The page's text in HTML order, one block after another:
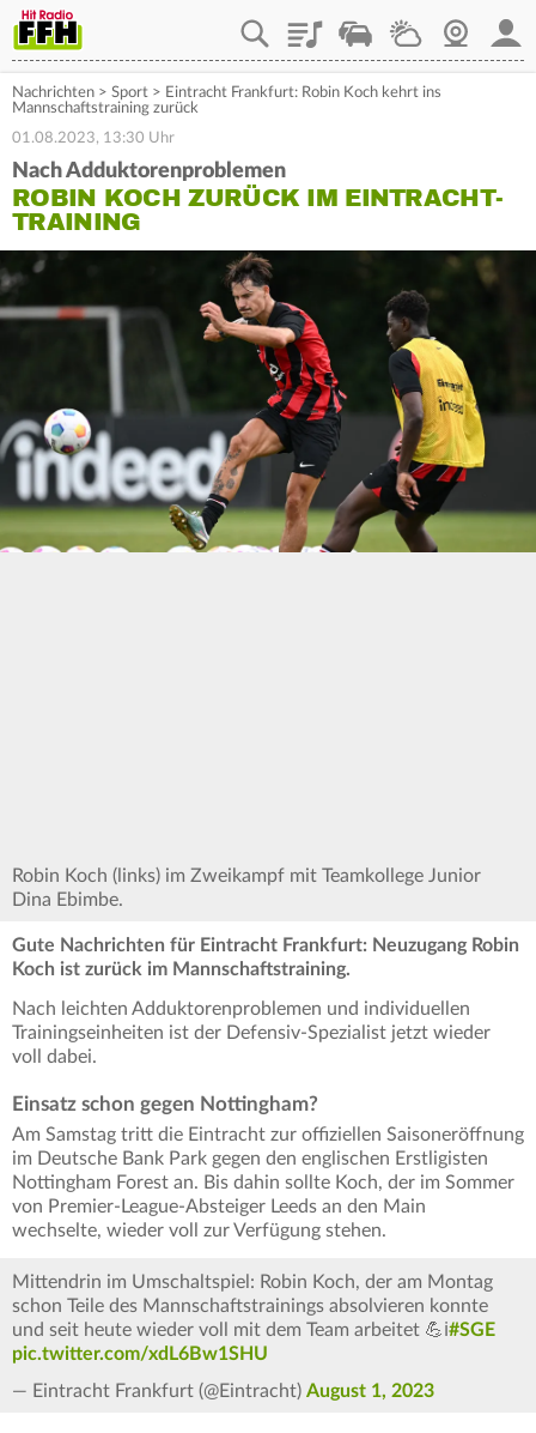
PlaylistStaupilotWetterWebcam
Nachrichten > Sport > Eintracht Frankfurt: Robin Koch kehrt ins
Mannschaftstraining zurück
01.08.2023, 13:30 Uhr
Nach Adduktorenproblemen
ROBIN KOCH ZURÜCK IM EINTRACHT-
TRAINING
Robin Koch (links) im Zweikampf mit Teamkollege Junior
Dina Ebimbe.
Gute Nachrichten für Eintracht Frankfurt: Neuzugang Robin
Koch ist zurück im Mannschaftstraining.
Nach leichten Adduktorenproblemen und individuellen
Trainingseinheiten ist der Defensiv-Spezialist jetzt wieder
voll dabei.
Einsatz schon gegen Nottingham?
Am Samstag tritt die Eintracht zur offiziellen Saisoneröffnung
im Deutsche Bank Park gegen den englischen Erstligisten
Nottingham Forest an. Bis dahin sollte Koch, der im Sommer
von Premier-League-Absteiger Leeds an den Main
wechselte, wieder voll zur Verfügung stehen.
Mittendrin im Umschaltspiel: Robin Koch, der am Montag
schon Teile des Mannschaftstrainings absolvieren konnte
und seit heute wieder voll mit dem Team arbeitet 💪ℹ️#SGE
pic.twitter.com/xdL6Bw1SHU
— Eintracht Frankfurt (@Eintracht) August 1, 2023